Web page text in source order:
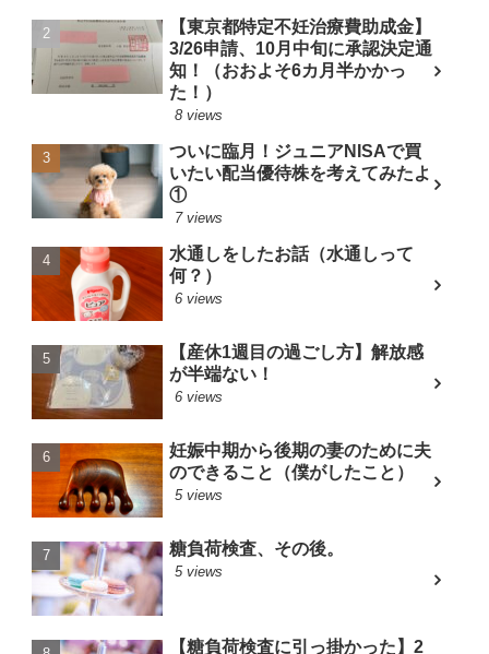
【東京都特定不妊治療費助成金】
3/26申請、10月中旬に承認決定通
知！（おおよそ6カ月半かかっ
た！）
8 views
ついに臨月！ジュニアNISAで買
いたい配当優待株を考えてみたよ
①
7 views
水通しをしたお話（水通しって
何？）
6 views
【産休1週目の過ごし方】解放感
が半端ない！
6 views
妊娠中期から後期の妻のために夫
のできること（僕がしたこと）
5 views
糖負荷検査、その後。
5 views
【糖負荷検査に引っ掛かった】2